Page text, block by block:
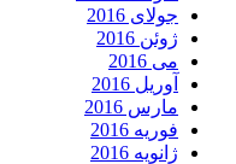
جولای 2016
ژوئن 2016
می 2016
آوریل 2016
مارس 2016
فوریه 2016
ژانویه 2016